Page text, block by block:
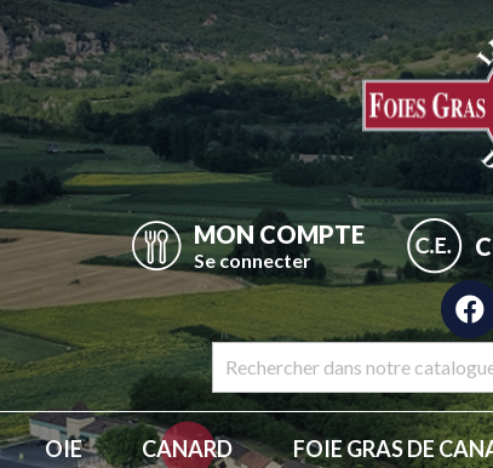
MON COMPTE
Se connecter
OIE CANARD FOIE GRAS DE